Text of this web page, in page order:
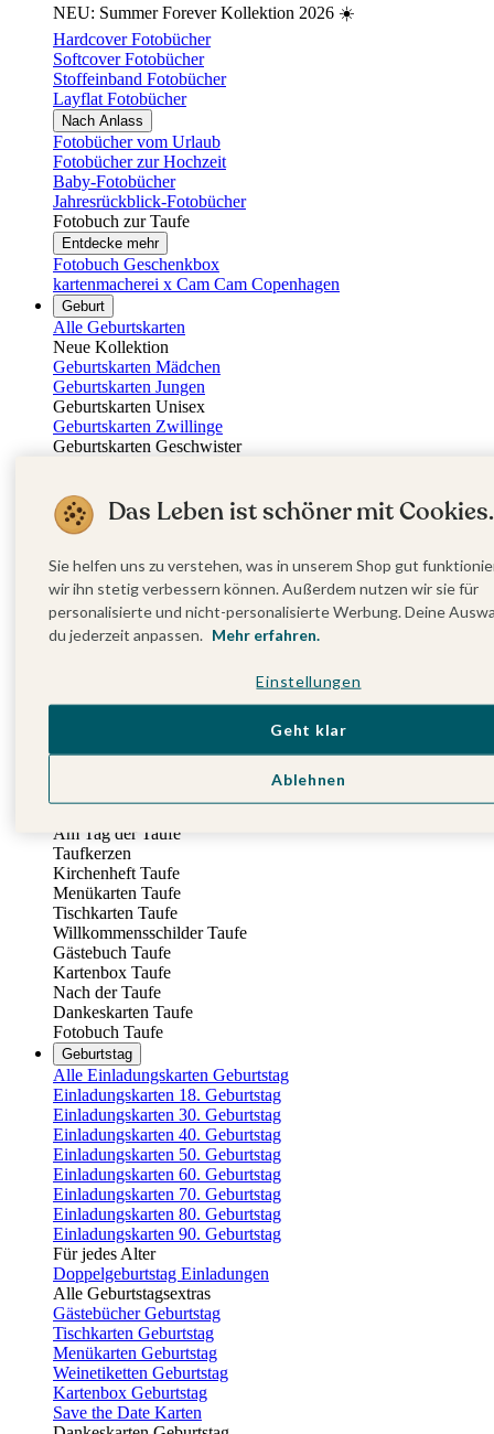
NEU: Summer Forever Kollektion 2026 ☀️
Hardcover Fotobücher
Softcover Fotobücher
Stoffeinband Fotobücher
Layflat Fotobücher
Nach Anlass
Fotobücher vom Urlaub
Fotobücher zur Hochzeit
Baby-Fotobücher
Jahresrückblick-Fotobücher
Fotobuch zur Taufe
Entdecke mehr
Fotobuch Geschenkbox
kartenmacherei x Cam Cam Copenhagen
Geburt
Alle Geburtskarten
Neue Kollektion
Geburtskarten Mädchen
Geburtskarten Jungen
Geburtskarten Unisex
Geburtskarten Zwillinge
Geburtskarten Geschwister
Versandextras
Babytagebuch
Fotobuch Geburt
Entdecke mehr
kartenmacherei x Cam Cam Copenhagen
Sissi Rasche x kartenmacherei
Sternzeichen Kollektion
Neue Kollektion
Am Tag der Taufe
Taufkerzen
Kirchenheft Taufe
Menükarten Taufe
Tischkarten Taufe
Willkommensschilder Taufe
Gästebuch Taufe
Kartenbox Taufe
Nach der Taufe
Dankeskarten Taufe
Fotobuch Taufe
Geburtstag
Alle Einladungskarten Geburtstag
Einladungskarten 18. Geburtstag
Einladungskarten 30. Geburtstag
Einladungskarten 40. Geburtstag
Einladungskarten 50. Geburtstag
Einladungskarten 60. Geburtstag
Einladungskarten 70. Geburtstag
Einladungskarten 80. Geburtstag
Einladungskarten 90. Geburtstag
Für jedes Alter
Doppelgeburtstag Einladungen
Alle Geburtstagsextras
Gästebücher Geburtstag
Tischkarten Geburtstag
Menükarten Geburtstag
Weinetiketten Geburtstag
Kartenbox Geburtstag
Save the Date Karten
Das Leben ist schöner mit Cookies.
Sie helfen uns zu verstehen, was in unserem Shop gut
wir ihn stetig verbessern können. Außerdem nutzen wir sie für
personalisierte und nicht-personalisierte Werbung. Deine
du jederzeit anpassen. Mehr erfahren.
Einstellungen
Ablehnen
Geht klar